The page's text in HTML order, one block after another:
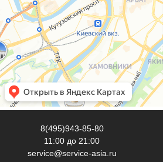
8(495)943-85-80
11:00 до 21:00
service@service-asia.ru